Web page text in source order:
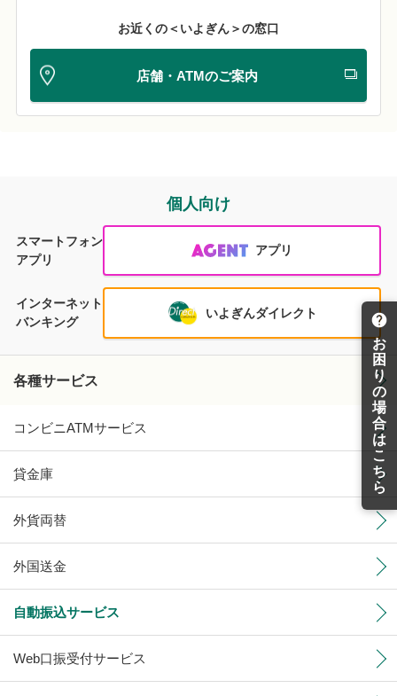
お近くの＜いよぎん＞の窓口
店舗・ATMのご案内
個人向け
スマートフォン
アプリ
アプリ
インターネット
バンキング
いよぎんダイレクト
各種サービス
コンビニATMサービス
貸金庫
外貨両替
外国送金
自動振込サービス
Web口振受付サービス
お
困
り
の
場
合
は
こ
ち
ら